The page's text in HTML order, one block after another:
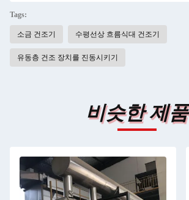
Tags:
소금 건조기 수평선상 흐름식대 건조기
유동층 건조 장치를 진동시키기
비슷한 제품